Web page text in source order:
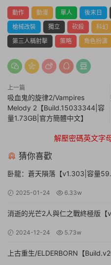
動作 動漫 單人 後末日
槍械改裝
獨立 砍殺 科幻
第三人稱射擊
策略 角色扮演
上一篇
吸血鬼的旋律2/Vampires
Melody 2【Build.15033344|容
量1.73GB|官方簡體中文】
解壓密碼英文字
猜你喜歡
卧龍：蒼天隕落【v1.303|容量
2025-01-24 6.33w
消逝的光芒2人與仁之戰終極版
2024-12-24 5.73w
上古重生/ELDERBORN【